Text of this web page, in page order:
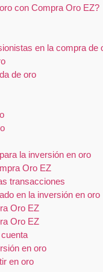
con Compra Oro EZ?
en la compra de
de oro
la inversión en oro
Oro EZ
transacciones
en la inversión en oro
Oro EZ
Oro EZ
en oro
en oro